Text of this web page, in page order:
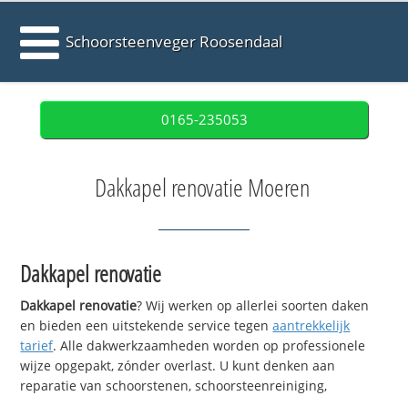
Schoorsteenveger Roosendaal
0165-235053
Dakkapel renovatie Moeren
Dakkapel renovatie
Dakkapel renovatie? Wij werken op allerlei soorten daken
en bieden een uitstekende service tegenaantrekkelijk
tarief. Alle dakwerkzaamheden worden op professionele
wijze opgepakt, zónder overlast. U kunt denken aan
reparatie van schoorstenen, schoorsteenreiniging,